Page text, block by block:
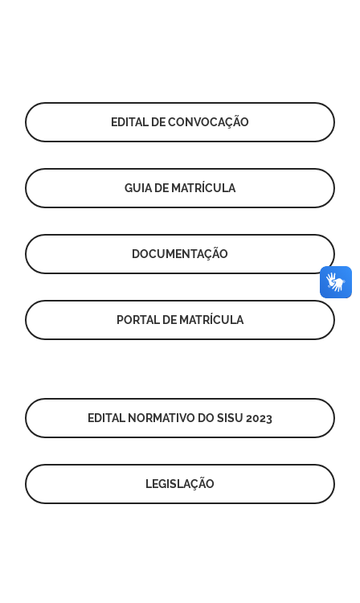
EDITAL DE CONVOCAÇÃO
GUIA DE MATRÍCULA
DOCUMENTAÇÃO
PORTAL DE MATRÍCULA
EDITAL NORMATIVO DO SISU 2023
LEGISLAÇÃO